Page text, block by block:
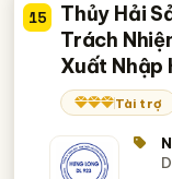
15
Thủy Hải
Trách
Xuất Nhập
Tài trợ